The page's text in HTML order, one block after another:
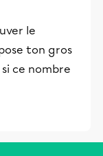
le
ton gros
ce nombre